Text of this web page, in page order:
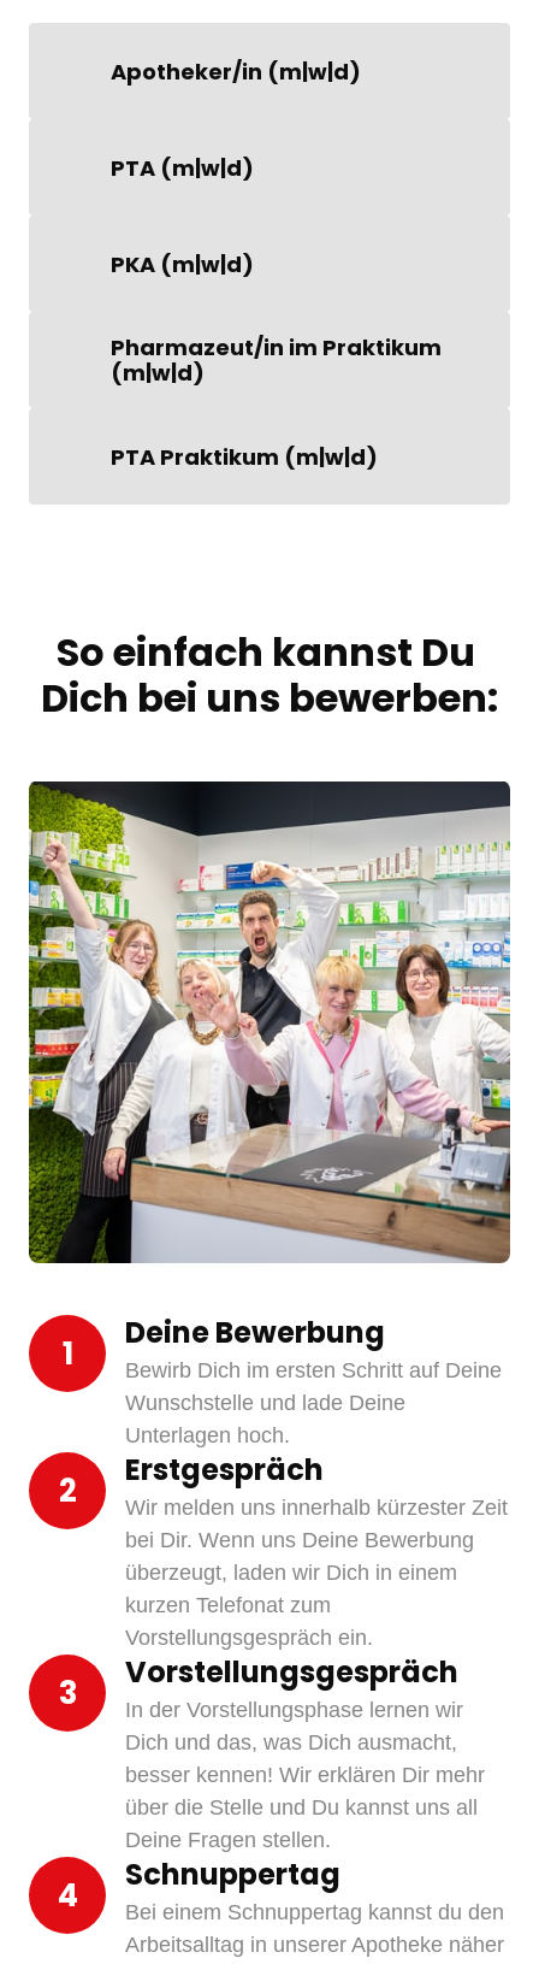
Apotheker/in (m|w|d)
PTA (m|w|d)
PKA (m|w|d)
Pharmazeut/in im Praktikum
(m|w|d)
PTA Praktikum (m|w|d)
So einfach kannst Du
Dich bei uns bewerben:
1 Deine Bewerbung
Bewirb Dich im ersten Schritt auf Deine
Wunschstelle und lade Deine
Unterlagen hoch.
2 Erstgespräch
Wir melden uns innerhalb kürzester Zeit
bei Dir. Wenn uns Deine Bewerbung
überzeugt, laden wir Dich in einem
kurzen Telefonat zum
Vorstellungsgespräch ein.
3 Vorstellungsgespräch
In der Vorstellungsphase lernen wir
Dich und das, was Dich ausmacht,
besser kennen! Wir erklären Dir mehr
über die Stelle und Du kannst uns all
Deine Fragen stellen.
4 Schnuppertag
Bei einem Schnuppertag kannst du den
Arbeitsalltag in unserer Apotheke näher